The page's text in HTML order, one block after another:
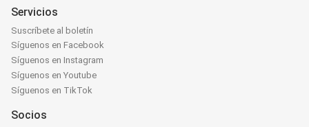
Servicios
Suscríbete al boletín
Síguenos en Facebook
Síguenos en Instagram
Síguenos en Youtube
Síguenos en TikTok
Socios